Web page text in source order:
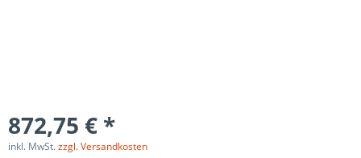
872,75 € *
inkl. MwSt.zzgl. Versandkosten